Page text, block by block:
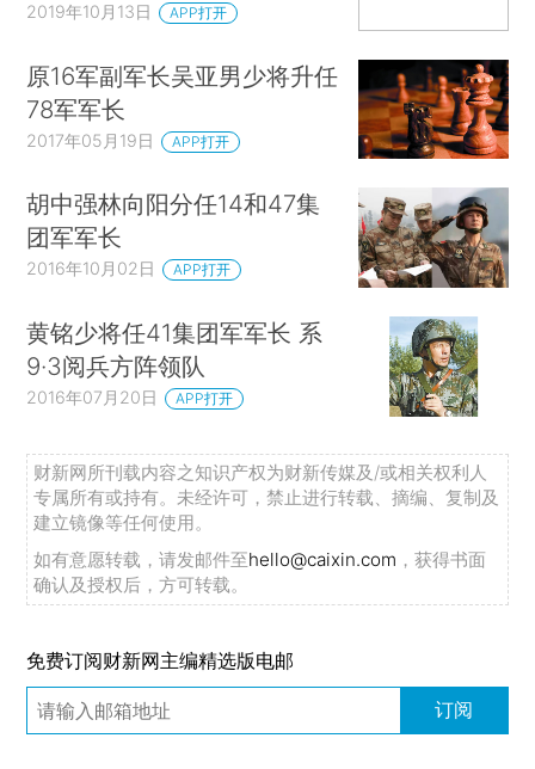
2019年10月13日 APP打开
原16军副军长吴亚男少将升任
78军军长
2017年05月19日 APP打开
胡中强林向阳分任14和47集
团军军长
2016年10月02日 APP打开
黄铭少将任41集团军军长 系
9·3阅兵方阵领队
2016年07月20日 APP打开
财新网所刊载内容之知识产权为财新传媒及/或相关权利人
专属所有或持有。未经许可，禁止进行转载、摘编、复制及
建立镜像等任何使用。
如有意愿转载，请发邮件至hello@caixin.com ，获得书面
确认及授权后，方可转载。
免费订阅财新网主编精选版电邮
订阅